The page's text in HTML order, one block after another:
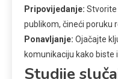
Pripovijedanje: Stvorite
publikom, čineći poruku
Ponavljanje: Ojačajte
komunikaciju kako biste
Studije